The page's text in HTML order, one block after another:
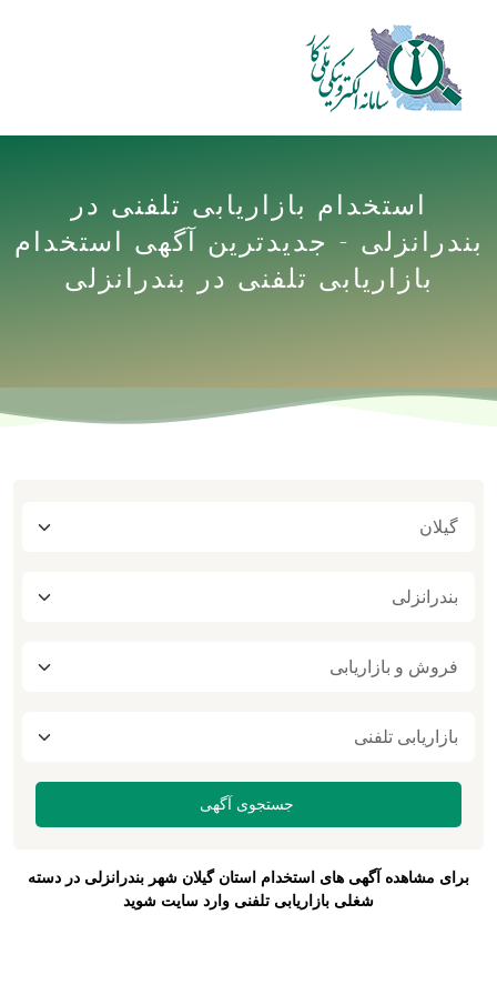
استخدام بازاریابی تلفنی در
بندرانزلی - جدیدترین آگهی استخدام
بازاریابی تلفنی در بندرانزلی
برای مشاهده آگهی های استخدام استان گیلان شهر بندرانزلی در دسته
شغلی بازاریابی تلفنی وارد سایت شوید